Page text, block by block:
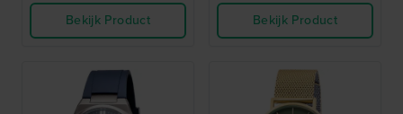
Bekijk Product
Bekijk Product